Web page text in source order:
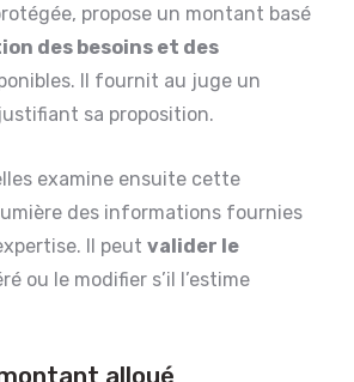
propose un montant basé
des besoins et des
Il fournit au juge un
sa proposition.
examine ensuite cette
des informations fournies
Il peut valider le
ou le modifier s’il l’estime
alloué